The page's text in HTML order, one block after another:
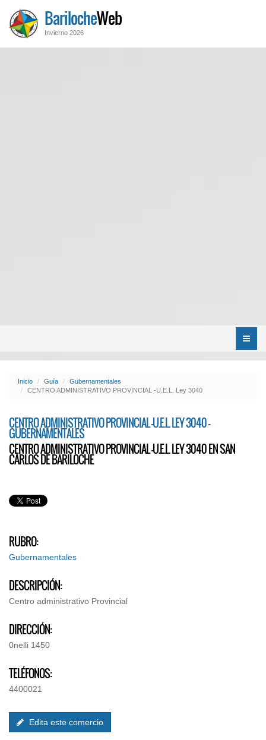
BarilocheWeb
Invierno 2026
Menú
Inicio Guía
Gubernamentales
CENTRO ADMINISTRATIVO PROVINCIAL -U.E.L. Ley 3040
CENTRO ADMINISTRATIVO PROVINCIAL -U.E.L. LEY 3040 -
GUBERNAMENTALES
CENTRO ADMINISTRATIVO PROVINCIAL -U.E.L. LEY 3040 EN SAN
CARLOS DE BARILOCHE
RUBRO:
Gubernamentales
DESCRIPCIÓN:
Centro administrativo Provincial
DIRECCIÓN:
0nelli 1450
TELÉFONOS:
4400021
Edita este comercio